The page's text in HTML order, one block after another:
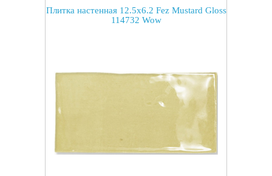
Плитка настенная 12.5x6.2 Fez Mustard Gloss
114732 Wow